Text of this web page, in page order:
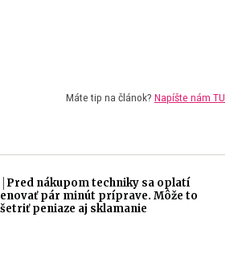
Máte tip na článok? Napíšte nám TU
Pred nákupom techniky sa oplatí
pár minút príprave. Môže to
peniaze aj sklamanie